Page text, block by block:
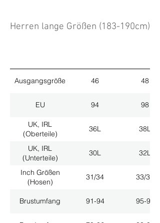
Herren lange Größen (183-190cm)
Ausgangsgröße 46 48
EU 94 98
UK, IRL
(Oberteile)
36L 38L
UK, IRL
(Unterteile)
30L 32L
Inch Größen
(Hosen)
31/34 33/34
Brustumfang 91-94 95-98